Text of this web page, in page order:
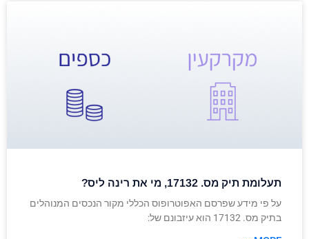
תעלומת תיק מס. 17132, מי את רינה ליס?
על פי מידע שפרסם האפוטרופוס הכללי מקור הנכסים המנוהלים
בתיק מס. 17132 הוא עיזבונם של: